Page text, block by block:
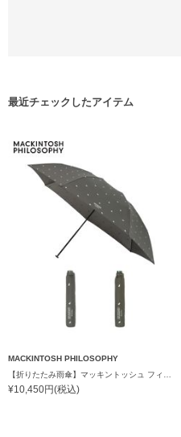
最近チェックしたアイテム
MACKINTOSH PHILOSOPHY
¥10,450円(税込)